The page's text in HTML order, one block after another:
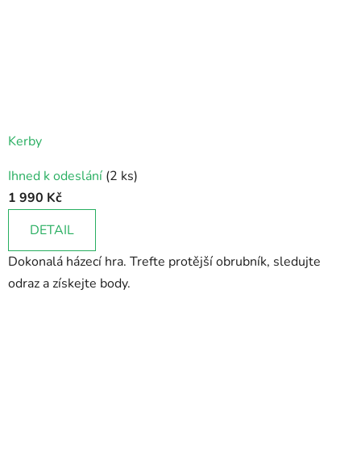
Kerby
Ihned k odeslání (2 ks)
1 990 Kč
DETAIL
Dokonalá házecí hra. Trefte protější obrubník, sledujte
odraz a získejte body.